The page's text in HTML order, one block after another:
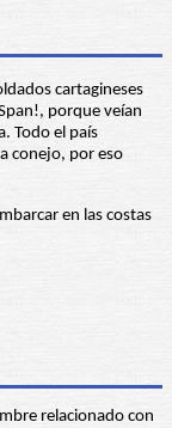
cartagineses
porque veían
Todo el país
conejo, por eso
en las costas
relacionado con